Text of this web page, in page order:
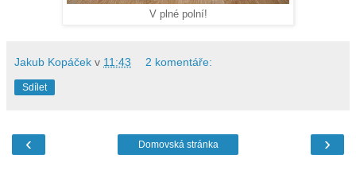
V plné polní!
Jakub Kopáček v 11:43 2 komentáře:
Sdílet
‹ ›
Domovská stránka